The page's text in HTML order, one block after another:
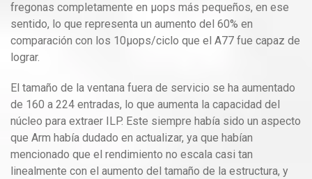
fregonas completamente en μops más pequeños, en ese
sentido, lo que representa un aumento del 60% en
comparación con los 10μops/ciclo que el A77 fue capaz de
lograr.
El tamaño de la ventana fuera de servicio se ha aumentado
de 160 a 224 entradas, lo que aumenta la capacidad del
núcleo para extraer ILP. Este siempre había sido un aspecto
que Arm había dudado en actualizar, ya que habían
mencionado que el rendimiento no escala casi tan
linealmente con el aumento del tamaño de la estructura, y